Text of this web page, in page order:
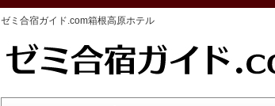
ゼミ合宿ガイド.com箱根高原ホテル